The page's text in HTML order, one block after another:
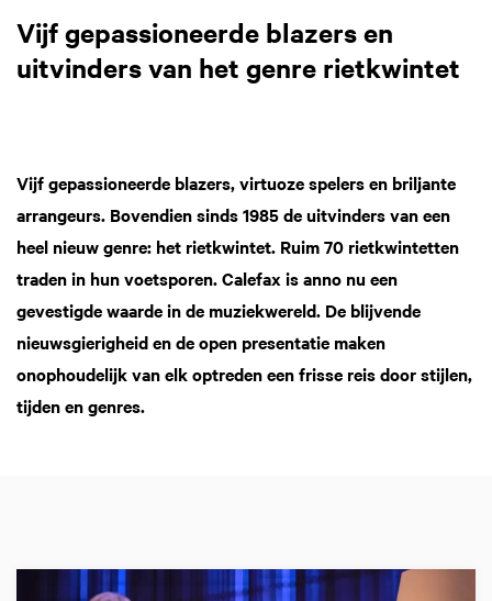
Vijf gepassioneerde blazers en
uitvinders van het genre rietkwintet
Vijf gepassioneerde blazers, virtuoze spelers en briljante
arrangeurs. Bovendien sinds 1985 de uitvinders van een
heel nieuw genre: het rietkwintet. Ruim 70 rietkwintetten
traden in hun voetsporen. Calefax is anno nu een
gevestigde waarde in de muziekwereld. De blijvende
nieuwsgierigheid en de open presentatie maken
onophoudelijk van elk optreden een frisse reis door stijlen,
tijden en genres.